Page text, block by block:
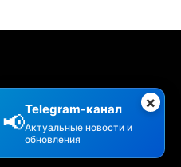
×
📢
Telegram-канал
Актуальные новости и
обновления